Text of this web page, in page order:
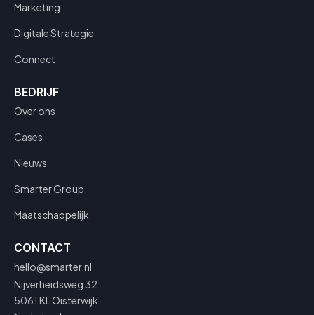
Marketing
Digitale Strategie
Connect
BEDRIJF
Over ons
Cases
Nieuws
Smarter Group
Maatschappelijk
CONTACT
hello@smarter.nl
Nijverheidsweg 32
5061 KL Oisterwijk